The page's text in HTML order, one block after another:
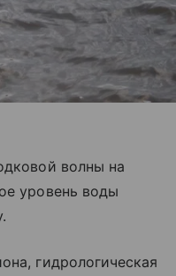
волны на
уровень воды
гидрологическая